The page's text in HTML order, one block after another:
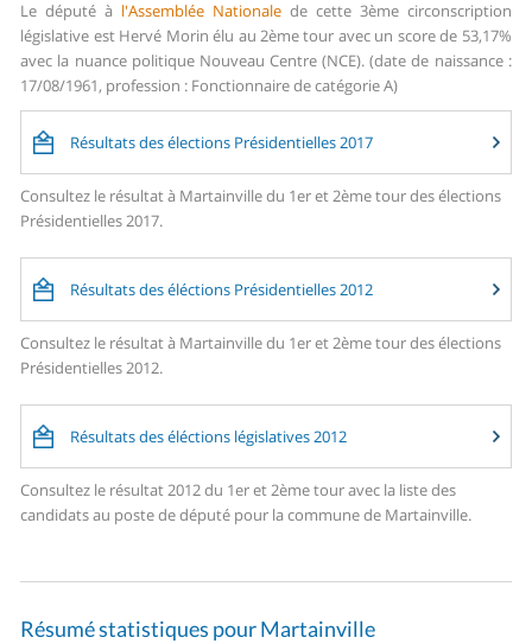
Le député à l'Assemblée Nationale de cette 3ème circonscription
législative est Hervé Morin élu au 2ème tour avec un score de 53,17%
avec la nuance politique Nouveau Centre (NCE). (date de naissance :
17/08/1961, profession : Fonctionnaire de catégorie A)
Résultats des élections Présidentielles 2017
Consultez le résultat à Martainville du 1er et 2ème tour des élections
Présidentielles 2017.
Résultats des éléctions Présidentielles 2012
Consultez le résultat à Martainville du 1er et 2ème tour des élections
Présidentielles 2012.
Résultats des éléctions législatives 2012
Consultez le résultat 2012 du 1er et 2ème tour avec la liste des
candidats au poste de député pour la commune de Martainville.
Résumé statistiques pour Martainville